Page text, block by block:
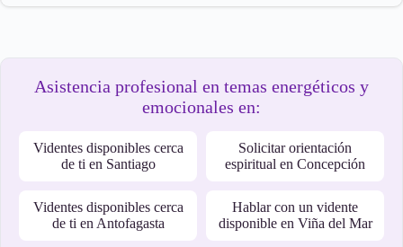
Asistencia profesional en temas energéticos y
emocionales en:
Videntes disponibles cerca
de ti en Santiago
Solicitar orientación
espiritual en Concepción
Videntes disponibles cerca
de ti en Antofagasta
Hablar con un vidente
disponible en Viña del Mar